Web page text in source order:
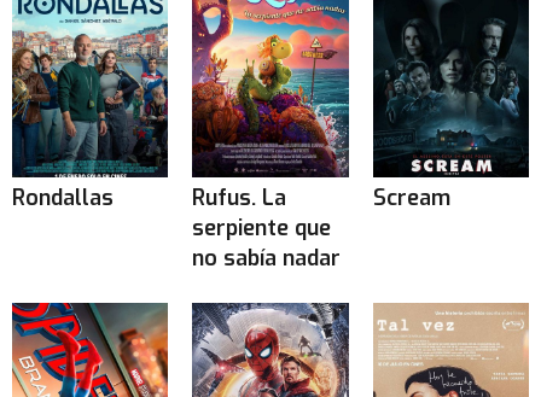
Rondallas
Rufus. La
serpiente que
no sabía nadar
Scream